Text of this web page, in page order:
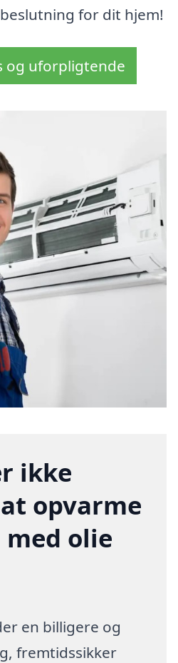
for dit hjem!
og uforpligtende
ikke
opvarme
olie
en billigere og
fremtidssikker